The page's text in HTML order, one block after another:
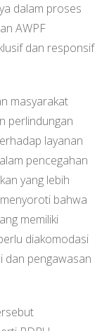
dalam proses
AWPF
dan responsif
masyarakat
perlindungan
layanan
pencegahan
yang lebih
bahwa
memiliki
diakomodasi
dan pengawasan